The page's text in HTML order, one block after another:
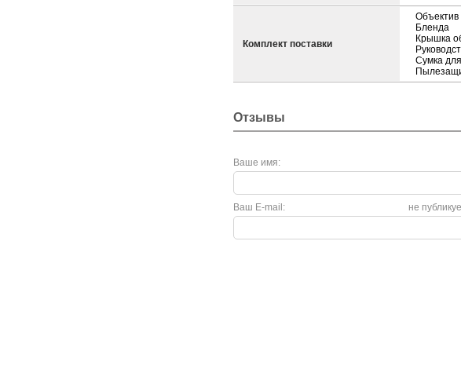
Комплект поставки
Объектив
Бленда
Крышка
Сумка
Отзывы
Ваше имя:
не
Ваш E-mail: